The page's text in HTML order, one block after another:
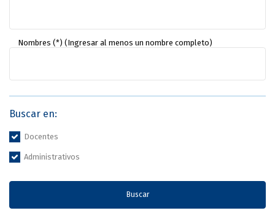
Nombres (*) (Ingresar al menos un nombre completo)
Buscar en:
Docentes
Administrativos
Buscar